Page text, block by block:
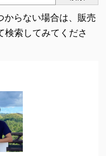
らない場合は、販売
検索してみてくださ